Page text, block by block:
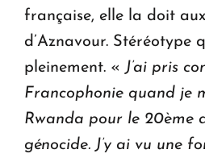
française, elle la doit
d’Aznavour. Stéréotype
pleinement. « J’ai pris
Francophonie quand je
Rwanda pour le 20ème
génocide. J’y ai vu une